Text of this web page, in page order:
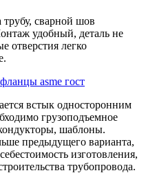
сварной шов
удобный, деталь не
отверстия легко
встык односторонним
грузоподъемное
шаблоны.
предыдущего варианта,
изготовления,
трубопровода.